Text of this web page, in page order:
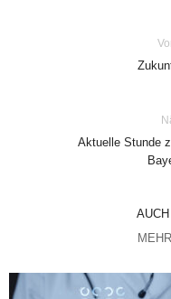
Aktuelle Stunde